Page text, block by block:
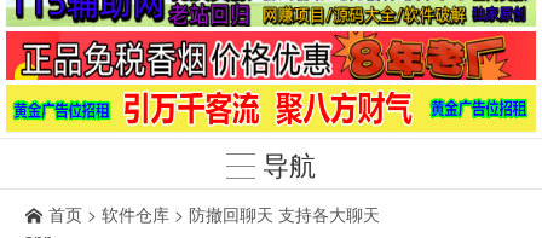
导航
首页 > 软件仓库 > 防撤回聊天 支持各大聊天